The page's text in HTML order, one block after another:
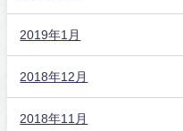
2019年1月
2018年12月
2018年11月